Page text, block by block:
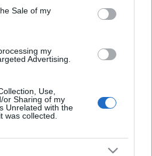
Sale of my
my
Advertising.
Use,
or Sharing of my
Unrelated with the
was collected.
ευκαιρία για την
επιδότηση καυσίμων -
Fuel Pass, diesel και
καύσιμα: Πώς και για
πόσο «τρέχουν» οι
επιδοτήσεις